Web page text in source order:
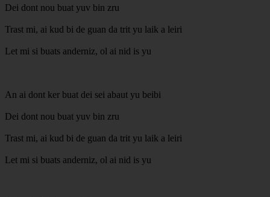
Dei dont nou buat yuv bin zru
Trast mi, ai kud bi de guan da trit yu laik a leiri
Let mi si buats anderniz, ol ai nid is yu
An ai dont ker buat dei sei abaut yu beibi
Dei dont nou buat yuv bin zru
Trast mi, ai kud bi de guan da trit yu laik a leiri
Let mi si buats anderniz, ol ai nid is yu